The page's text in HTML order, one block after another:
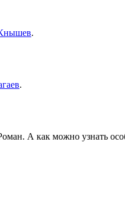
.
.
А как можно узнать